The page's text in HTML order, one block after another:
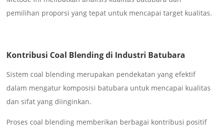
pemilihan proporsi yang tepat untuk mencapai target kualitas.
Kontribusi Coal Blending di Industri Batubara
Sistem coal blending merupakan pendekatan yang efektif
dalam mengatur komposisi batubara untuk mencapai kualitas
dan sifat yang diinginkan.
Proses coal blending memberikan berbagai kontribusi positif